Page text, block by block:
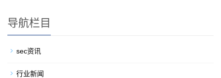
导航栏目
sec资讯
行业新闻